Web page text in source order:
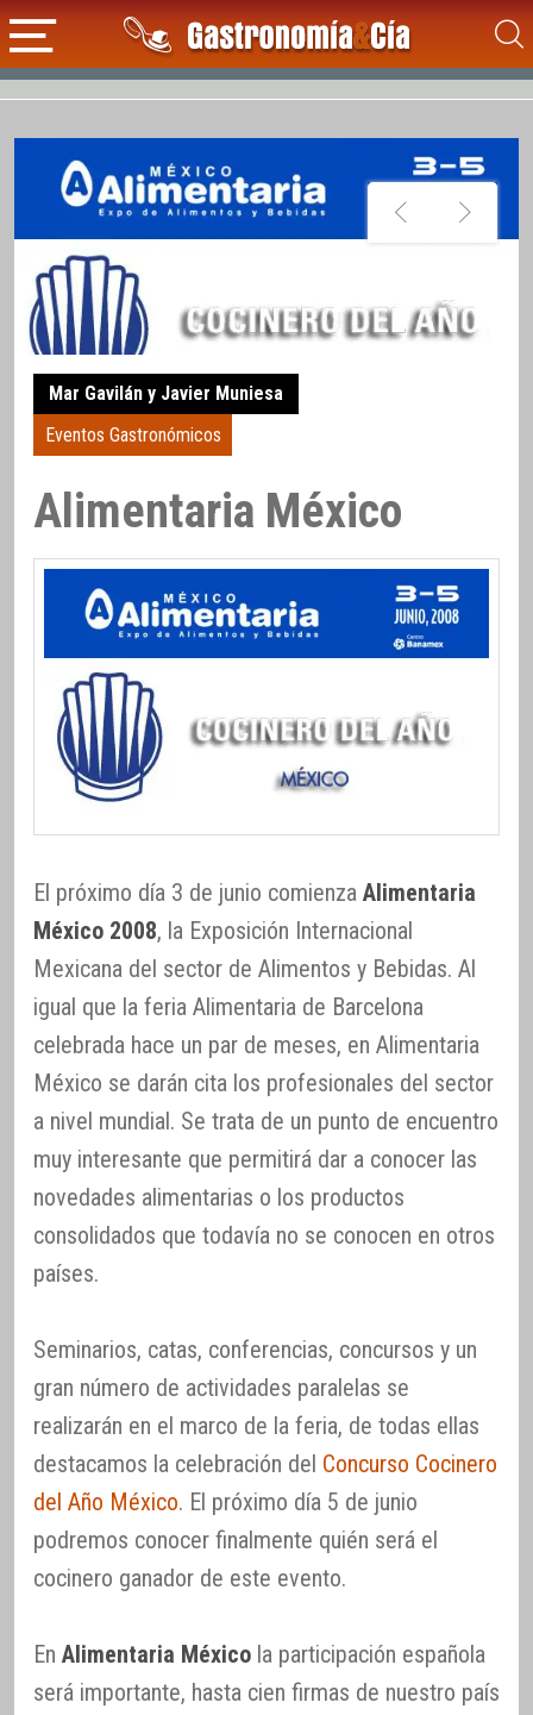
Mar Gavilán y Javier Muniesa
Eventos Gastronómicos
Alimentaria México
El próximo día 3 de junio comienza Alimentaria
México 2008, la Exposición Internacional
Mexicana del sector de Alimentos y Bebidas. Al
igual que la feria Alimentaria de Barcelona
celebrada hace un par de meses, en Alimentaria
México se darán cita los profesionales del sector
a nivel mundial. Se trata de un punto de encuentro
muy interesante que permitirá dar a conocer las
novedades alimentarias o los productos
consolidados que todavía no se conocen en otros
países.
Seminarios, catas, conferencias, concursos y un
gran número de actividades paralelas se
realizarán en el marco de la feria, de todas ellas
destacamos la celebración del Concurso Cocinero
del Año México. El próximo día 5 de junio
podremos conocer finalmente quién será el
cocinero ganador de este evento.
En Alimentaria México la participación española
será importante, hasta cien firmas de nuestro país